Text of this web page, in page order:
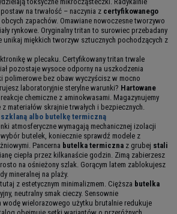
na trwałość – naczynia z certyfikowanego
zapachów. Omawiane nowoczesne tworzywo
rynkowe. Oryginalny tritan to surowiec przebadany
unikaj miękkich tworzyw sztucznych pochodzących z
w plecaku. Certyfikowany tritan trwale
pozostaje wysoce odporny na uszkodzenia
polimerowe bez obaw wyczyścisz w mocno
laboratoryjnie sterylne warunki? Hartowane
chemiczne z aminokwasami. Magazynujemy
materiałów skrajnie trwałych i bezpiecznych.
albo butelkę termiczną
atmosferyczne wymagają mechanicznej izolacji
butelek, koniecznie sprawdź modele z
Pancerna butelka termiczna z grubej stali
ciepła przez kilkanaście godzin. Zimą zabierzesz
na ośnieżony szlak. Gorącym latem zablokujesz
mineralnej na plaży.
z estetycznym minimalizmem. Cięższa butelka
neutralny smak cieczy. Sensownie
wodę wielorazowego użytku brutalnie redukuje